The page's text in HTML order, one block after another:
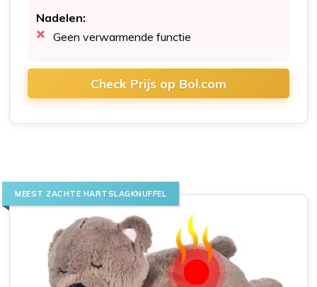
Nadelen:
Geen verwarmende functie
Check Prijs op Bol.com
MEEST ZACHTE HARTSLAGKNUFFEL